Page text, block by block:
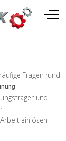
Off-
Fragen rund
und
einlösen